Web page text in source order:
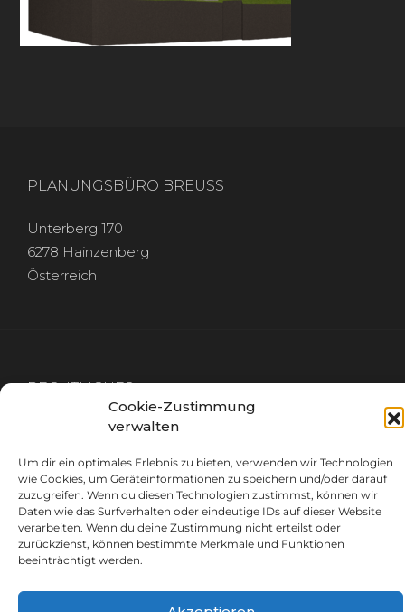
Cookie-Zustimmung
verwalten
Um dir ein optimales Erlebnis zu bieten, verwenden wir Technologien
wie Cookies, um Geräteinformationen zu speichern und/oder darauf
zuzugreifen. Wenn du diesen Technologien zustimmst, können wir
Daten wie das Surfverhalten oder eindeutige IDs auf dieser Website
verarbeiten. Wenn du deine Zustimmung nicht erteilst oder
zurückziehst, können bestimmte Merkmale und Funktionen
beeinträchtigt werden.
PLANUNGSBÜRO BREUSS
Unterberg 170
6278 Hainzenberg
Österreich
RECHTLICHES
IMPRESSUM
DATENSCHUTZ
GET IN TOUCH